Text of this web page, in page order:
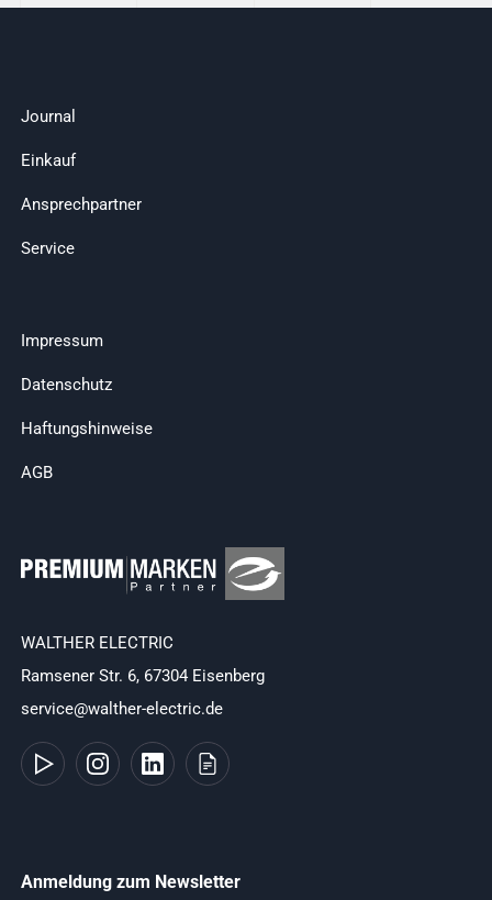
Journal
Einkauf
Ansprechpartner
Service
Impressum
Datenschutz
Haftungshinweise
AGB
WALTHER ELECTRIC
Ramsener Str. 6, 67304 Eisenberg
service@walther-electric.de
Anmeldung zum Newsletter